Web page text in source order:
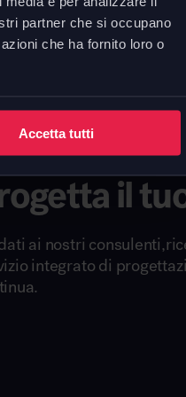
partner che si occupano
che ha fornito loro o
Accetta tutti
sedia Frida 752
il
ai nostri
integrato di